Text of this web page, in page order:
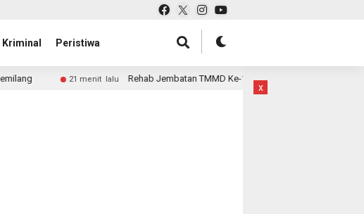
Kriminal Peristiwa
Rehab Jembatan TMMD Ke-129 Kodim 1807/Sorsel Hampir Rampung, Perkuat Akses
x